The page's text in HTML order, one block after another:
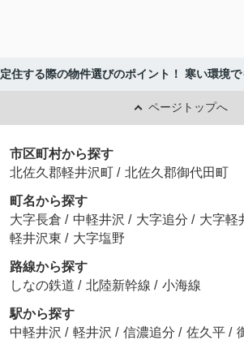
住する際の物件選びのポイント！ 寒い環境
ページトップへ
市区町村から探す
北佐久郡軽井沢町 / 北佐久郡御代田町
町名から探す
大字長倉 / 中軽井沢 / 大字追分 / 大字軽
軽井沢東 / 大字塩野
路線から探す
しなの鉄道 / 北陸新幹線 / 小海線
駅から探す
中軽井沢 / 軽井沢 / 信濃追分 / 佐久平 /